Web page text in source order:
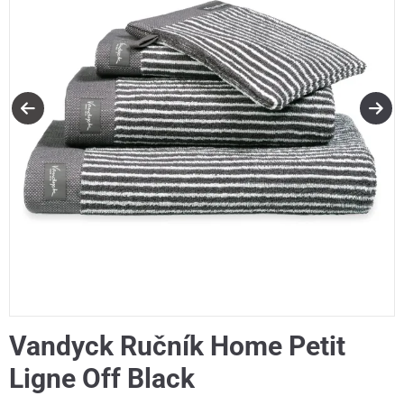
Vandyck Ručník Home Petit
Ligne Off Black